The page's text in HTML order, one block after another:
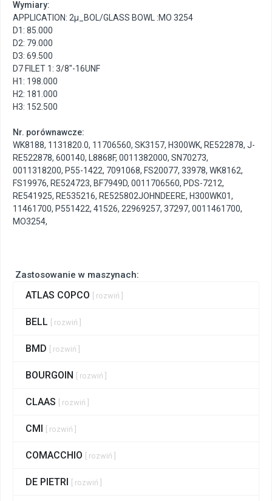
Zastosowanie w maszynach:
ATLAS COPCO [ rozwiń ]
BELL [ rozwiń ]
BMD [ rozwiń ]
BOURGOIN [ rozwiń ]
CLAAS [ rozwiń ]
CMI [ rozwiń ]
COMACCHIO [ rozwiń ]
DE PIETRI [ rozwiń ]
Wymiary:
APPLICATION: 2µ_BOL/GLASS BOWL :MO 3254
D1: 85.000
D2: 79.000
D3: 69.500
D7 FILET 1: 3/8"-16UNF
H1: 198.000
H2: 181.000
H3: 152.500
Nr. porównawcze:
WK8188, 1131820.0, 11706560, SK3157, H300WK, RE522878, J-
RE522878, 600140, L8868F, 0011382000, SN70273,
0011318200, P55-1422, 7091068, FS20077, 33978, WK8162,
FS19976, RE524723, BF7949D, 0011706560, PDS-7212,
RE541925, RE535216, RE525802JOHNDEERE, H300WK01,
11461700, P551422, 41526, 22969257, 37297, 0011461700,
MO3254,